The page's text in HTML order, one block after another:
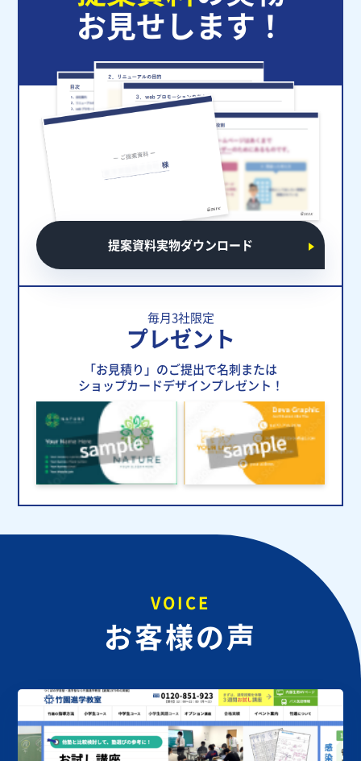
お見せします！
提案資料実物ダウンロード
毎月3社限定
プレゼント
「お見積り」のご提出で名刺または
ショップカードデザインプレゼント！
VOICE
お客様の声